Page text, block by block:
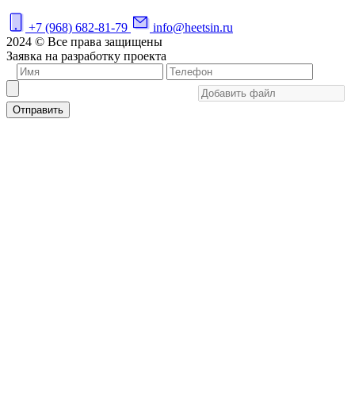
+7 (968) 682-81-79
info@heetsin.ru
2024 © Все права защищены
Заявка на разработку проекта
Отправить